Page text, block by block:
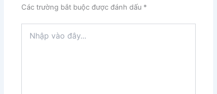
Các trường bắt buộc được đánh dấu *
vào